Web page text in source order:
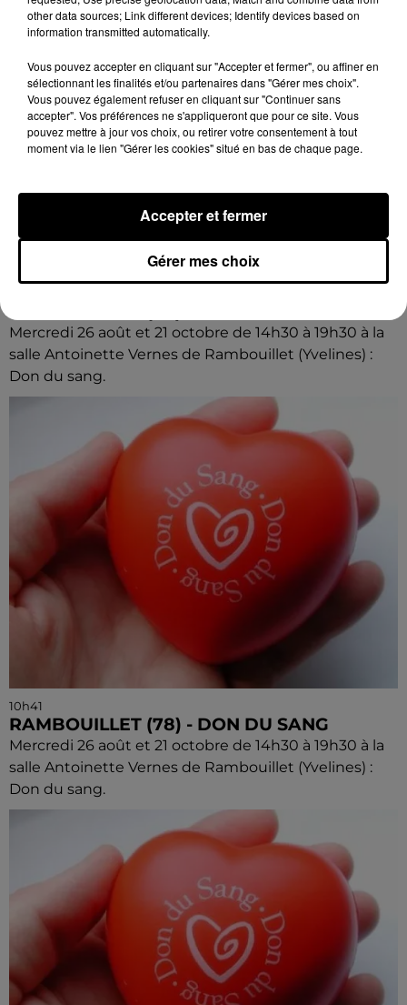
Mercredi 26 août et 21 octobre de 14h30 à 19h30 à la
salle Antoinette Vernes de Rambouillet (Yvelines) :
Don du sang.
10h41
RAMBOUILLET (78) - DON DU SANG
Mercredi 26 août et 21 octobre de 14h30 à 19h30 à la
salle Antoinette Vernes de Rambouillet (Yvelines) :
Don du sang.
other data sources; Link different devices; Identify devices based on
information transmitted automatically.
Vous pouvez accepter en cliquant sur "Accepter et fermer", ou affiner en
sélectionnant les finalités et/ou partenaires dans "Gérer mes choix".
Vous pouvez également refuser en cliquant sur "Continuer sans
accepter". Vos préférences ne s'appliqueront que pour ce site. Vous
pouvez mettre à jour vos choix, ou retirer votre consentement à tout
moment via le lien "Gérer les cookies" situé en bas de chaque page.
Gérer mes choix
Accepter et fermer